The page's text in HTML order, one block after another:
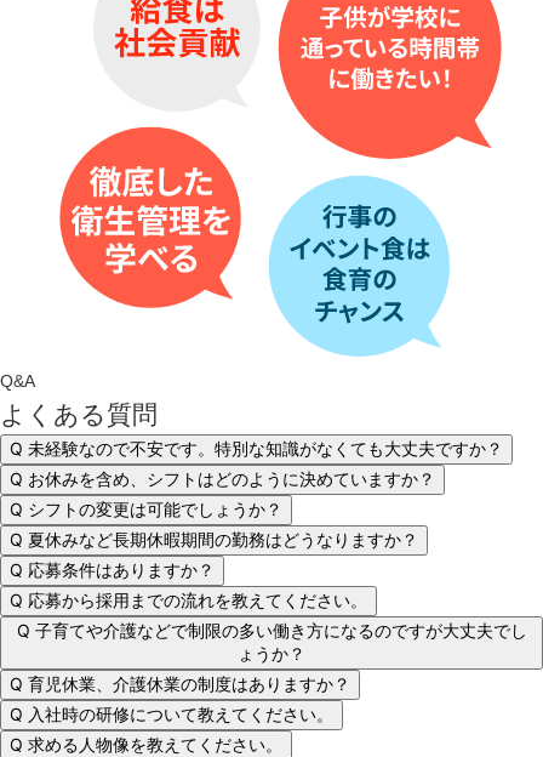
Q&A
よくある質問
Q 未経験なので不安です。特別な知識がなくても大丈夫ですか？
Q お休みを含め、シフトはどのように決めていますか？
Q シフトの変更は可能でしょうか？
Q 夏休みなど長期休暇期間の勤務はどうなりますか？
Q 応募条件はありますか？
Q 応募から採用までの流れを教えてください。
Q 子育てや介護などで制限の多い働き方になるのですが大丈夫でし
ょうか？
Q 育児休業、介護休業の制度はありますか？
Q 入社時の研修について教えてください。
Q 求める人物像を教えてください。